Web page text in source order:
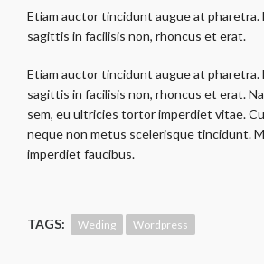
Etiam auctor tincidunt augue at pharetra.
sagittis in facilisis non, rhoncus et erat.
Etiam auctor tincidunt augue at pharetra.
sagittis in facilisis non, rhoncus et erat.
sem, eu ultricies tortor imperdiet vitae.
neque non metus scelerisque tincidunt.
imperdiet faucibus.
TAGS: Weding Wordpress